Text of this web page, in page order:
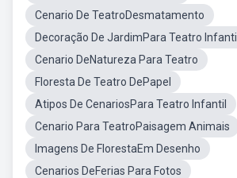
Cenario De TeatroDesmatamento
Decoração De JardimPara Teatro Infantil
Cenario DeNatureza Para Teatro
Floresta De Teatro DePapel
Atipos De CenariosPara Teatro Infantil
Cenario Para TeatroPaisagem Animais
Imagens De FlorestaEm Desenho
Cenarios DeFerias Para Fotos